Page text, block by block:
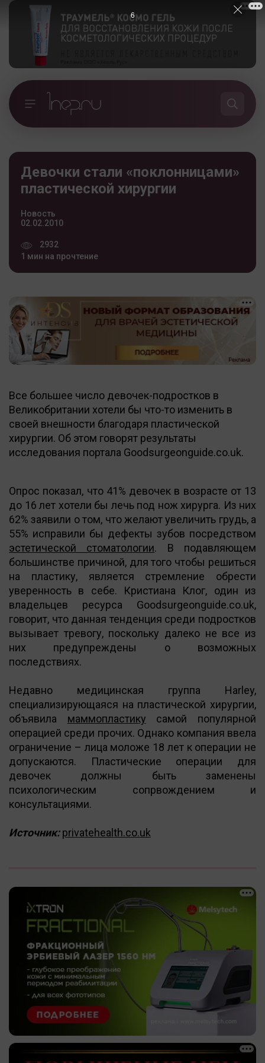
Девочки стали «поклонницами»
пластической хирургии
Новость
02.02.2010
2932
1 мин на прочтение
Все большее число девочек-подростков в
Великобритании хотели бы что-то изменить в
своей внешности благодаря пластической
хирургии. Об этом говорят результаты
исследования портала Goodsurgeonguide.co.uk.
Опрос показал, что 41% девочек в возрасте от 13
до 16 лет хотели бы лечь под нож хирурга. Из них
62% заявили о том, что желают увеличить грудь, а
55% исправили бы дефекты зубов посредством
эстетической стоматологии. В подавляющем
большинстве причиной, для того чтобы решиться
на пластику, является стремление обрести
уверенность в себе. Кристиана Клог, один из
владельцев ресурса Goodsurgeonguide.co.uk,
говорит, что данная тенденция среди подростков
вызывает тревогу, поскольку далеко не все из
них предупреждены о возможных
последствиях.
Недавно медицинская группа Harley,
специализирующаяся на пластической хирургии,
объявила маммопластику самой популярной
операцией среди прочих. Однако компания ввела
ограничение – лица моложе 18 лет к операции не
допускаются. Пластические операции для
девочек должны быть заменены
психологическим сопрвождением и
консультациями.
Источник:privatehealth.co.uk
5